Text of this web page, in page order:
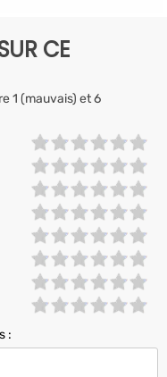
CE
1 (mauvais) et 6
: